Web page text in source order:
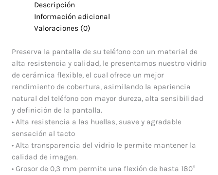
Descripción
Información adicional
Valoraciones (0)
Preserva la pantalla de su teléfono con un material de
alta resistencia y calidad, le presentamos nuestro vidrio
de cerámica flexible, el cual ofrece un mejor
rendimiento de cobertura, asimilando la apariencia
natural del teléfono con mayor dureza, alta sensibilidad
y definición de la pantalla.
• Alta resistencia a las huellas, suave y agradable
sensación al tacto
• Alta transparencia del vidrio le permite mantener la
calidad de imagen.
• Grosor de 0,3 mm permite una flexión de hasta 180°